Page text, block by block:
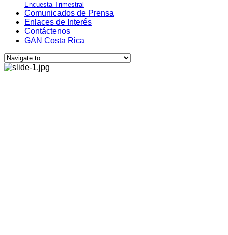
Encuesta Trimestral
Comunicados de Prensa
Enlaces de Interés
Contáctenos
GAN Costa Rica